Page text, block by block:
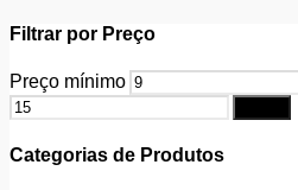
Filtrar por Preço
Preço mínimo
Categorias de Produtos